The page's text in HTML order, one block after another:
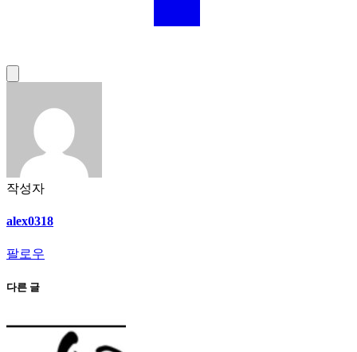
작성자
alex0318
팔로우
다른 글